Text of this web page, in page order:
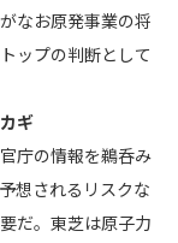
なお原発事業の将
ップの判断として
ギ
庁の情報を鵜呑み
想されるリスクな
だ。東芝は原子力